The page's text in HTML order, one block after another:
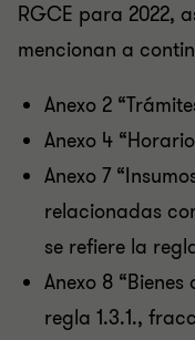
RGCE para 2022,
mencionan a
Anexo 2
Anexo 4
Anexo 7
relacionadas
se refiere la
Anexo 8
regla 1.3.1.,